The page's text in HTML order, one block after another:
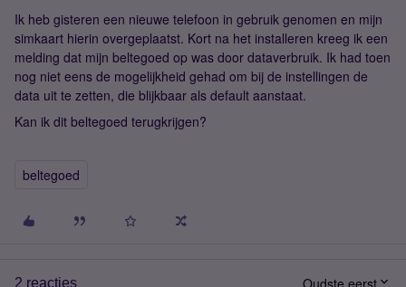
Ik heb gisteren een nieuwe telefoon in gebruik genomen en mijn
simkaart hierin overgeplaatst. Kort na het installeren kreeg ik een
melding dat mijn beltegoed op was door dataverbruik. Ik had toen
nog niet eens de mogelijkheid gehad om bij de instellingen de
data uit te zetten, die blijkbaar als default aanstaat.
Kan ik dit beltegoed terugkrijgen?
beltegoed
2 reacties Oudste eerst